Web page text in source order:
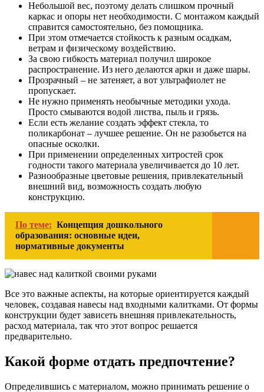
Небольшой вес, поэтому делать слишком прочный
каркас и опоры нет необходимости. С монтажом каждый
справится самостоятельно, без помощника.
При этом отмечается стойкость к разным осадкам,
ветрам и физическому воздействию.
За свою гибкость материал получил широкое
распространение. Из него делаются арки и даже шары.
Прозрачный – не затеняет, а вот ультрафиолет не
пропускает.
Не нужно применять необычные методики ухода.
Просто смываются водой листва, пыль и грязь.
Если есть желание создать эффект стекла, то
поликарбонат – лучшее решение. Он не разобьется на
опасные осколки.
При применении определенных хитростей срок
годности такого материала увеличивается до 10 лет.
Разнообразные цветовые решения, привлекательный
внешний вид, возможность создать любую
конструкцию.
По теме: Концепция дошкольного
образования: основные идеи,
нормативные документы
Все это важные аспекты, на которые ориентируется каждый
человек, создавая навесы над входными калитками. От формы
конструкции будет зависеть внешняя привлекательность,
расход материала, так что этот вопрос решается
предварительно.
Какой форме отдать предпочтение?
Определившись с материалом, можно принимать решение о